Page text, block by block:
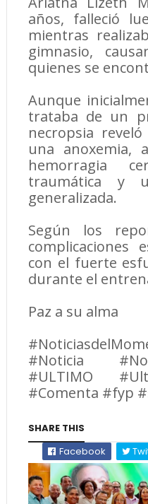
años, falleció
mientras
gimnasio,
quienes se
Aunque
trataba de un
necropsia
una anoxemia,
hemorragia
traumática y
generalizada.
Según los
complicaciones
con el fuerte
durante el
Paz a su alma
#Noticia
#ULTIMO
#Comenta #fyp
SHARE THIS
Facebook